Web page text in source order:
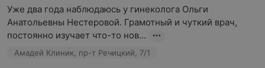
Уже два года наблюдаюсь у гинеколога Ольги
Анатольевны Нестеровой. Грамотный и чуткий врач,
постоянно изучает что-то нов...
Амадей Клиник, пр-т Речицкий, 7/1